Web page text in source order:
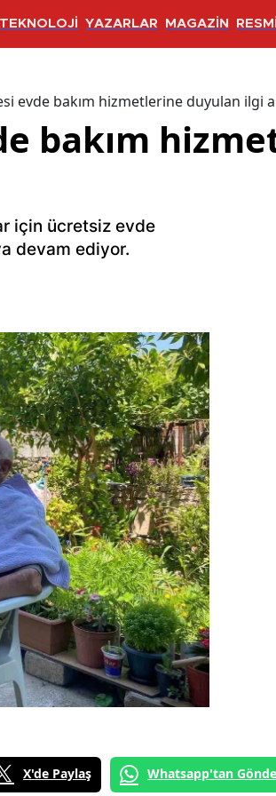
TEKNOLOJİ YAZARLAR MAGAZİN
evde bakım hizmetlerine duyulan ilgi
bakım
için ücretsiz evde
devam ediyor.
X'de Paylaş Whatsapp'tan